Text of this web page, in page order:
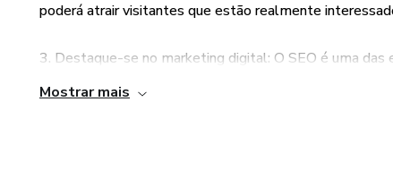
poderá atrair visitantes que estão realmente
3. Destaque-se no marketing digital: O SEO é uma
essa habilidade pode fazer toda a diferença para o
Mostrar mais